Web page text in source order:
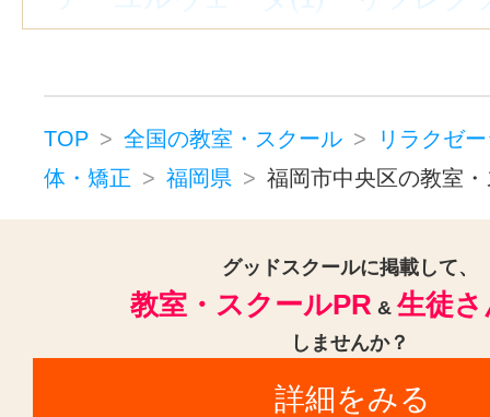
フットケア・フットマッサージ
ボディケア・ボディマッサージ
ヘッドマッサージ・ヘッドスパ
スウェディッシュマッサージ(1)
リラクゼーションその他(3)
TOP 全国の教室・スクール
リラクゼ
体・矯正
福岡県 福岡市中央区の教室
グッドスクールに掲載して、
教室・スクールPR & 生徒
しませんか？
詳細をみる